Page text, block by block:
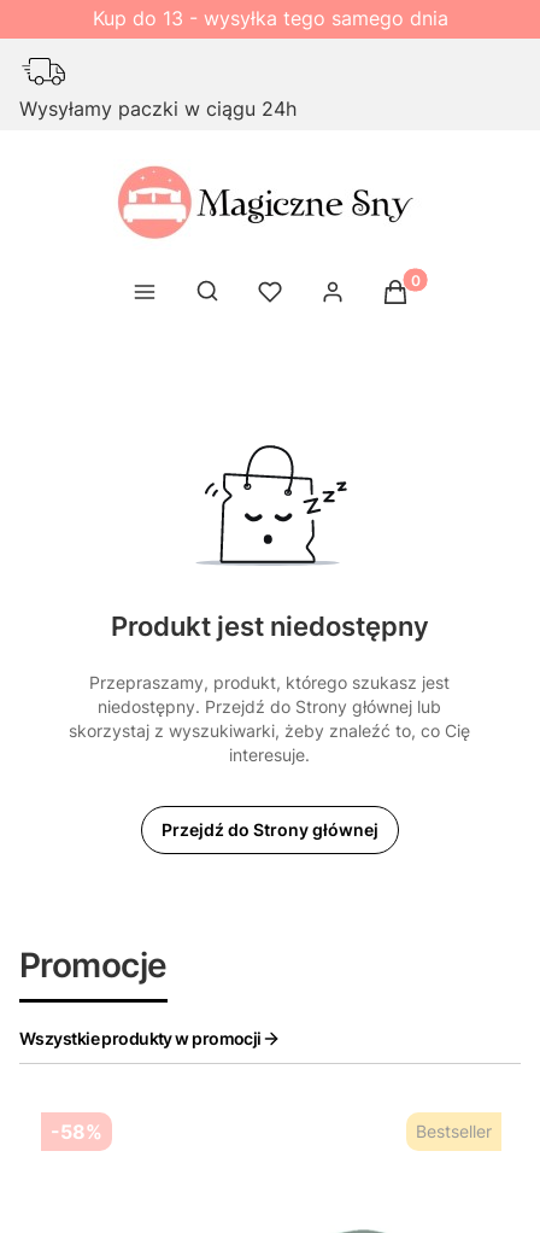
Kup do 13 - wysyłka tego samego dnia
Wysyłamy paczki w ciągu 24h
Otwórz wyszukiwarkę Produkty w
Produkt jest niedostępny
Przepraszamy, produkt, którego szukasz jest
niedostępny. Przejdź do Strony głównej lub
skorzystaj z wyszukiwarki, żeby znaleźć to, co Cię
interesuje.
Przejdź do Strony głównej
Promocje
Wszystkie produkty w promocji
-58% Bestseller